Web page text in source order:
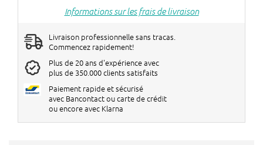
Informations sur les frais de livraison
Livraison professionnelle sans tracas.
Commencez rapidement!
Plus de 20 ans d'expérience avec
plus de 350.000 clients satisfaits
Paiement rapide et sécurisé
avec Bancontact ou carte de crédit
ou encore avec Klarna